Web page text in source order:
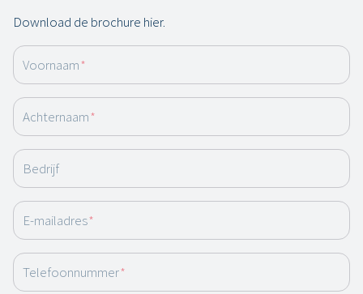
Download de brochure hier.
Voornaam*
Achternaam*
Bedrijf
E-mailadres*
Telefoonnummer*